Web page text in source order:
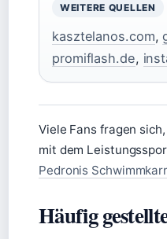
WEITERE QUELLEN
kasztelanos.com,
promiflash.de,
Viele Fans fragen
mit dem
Pedronis
Häufig